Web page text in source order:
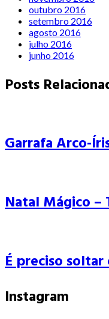
outubro 2016
setembro 2016
agosto 2016
julho 2016
junho 2016
Posts
Garrafa Arco-
Natal Mágico –
É preciso soltar
Instagram